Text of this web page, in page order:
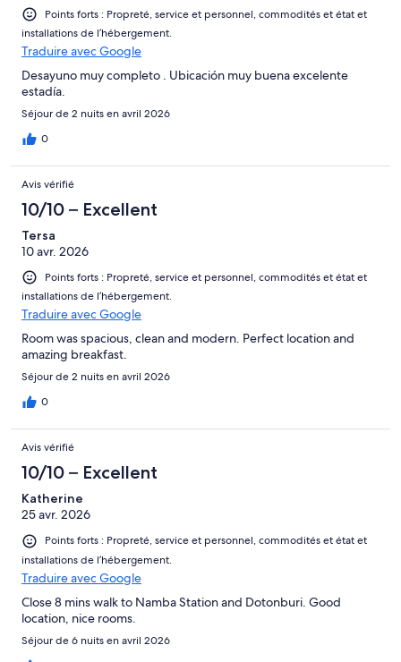
Points forts : Propreté, service et personnel, commodités et état et
installations de l’hébergement.
Traduire avec Google
Desayuno muy completo . Ubicación muy buena excelente
estadía.
Séjour de 2 nuits en avril 2026
0
Avis vérifié
10/10 – Excellent
Tersa
10 avr. 2026
Points forts : Propreté, service et personnel, commodités et état et
installations de l’hébergement.
Traduire avec Google
Room was spacious, clean and modern. Perfect location and
amazing breakfast.
Séjour de 2 nuits en avril 2026
0
Avis vérifié
10/10 – Excellent
Katherine
25 avr. 2026
Points forts : Propreté, service et personnel, commodités et état et
installations de l’hébergement.
Traduire avec Google
Close 8 mins walk to Namba Station and Dotonburi. Good
location, nice rooms.
Séjour de 6 nuits en avril 2026